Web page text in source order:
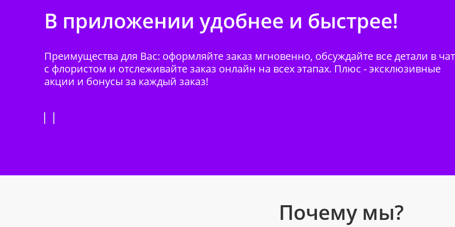
В приложении удобнее и быстрее!
Преимущества для Вас: оформляйте заказ мгновенно, обсуждайте все детали в
с флористом и отслеживайте заказ онлайн на всех этапах. Плюс - эксклюзивные
акции и бонусы за каждый заказ!
Почему мы?